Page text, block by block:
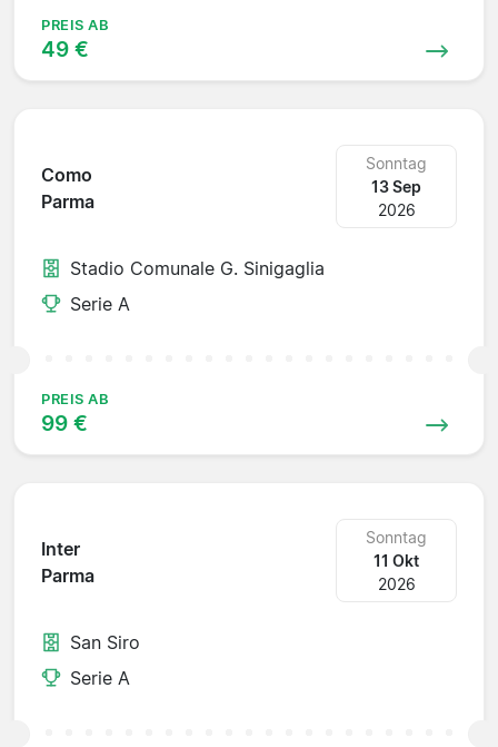
PREIS AB
49 €
Como
Parma
Sonntag
13 Sep
2026
Stadio Comunale G. Sinigaglia
Serie A
PREIS AB
99 €
Inter
Parma
Sonntag
11 Okt
2026
San Siro
Serie A